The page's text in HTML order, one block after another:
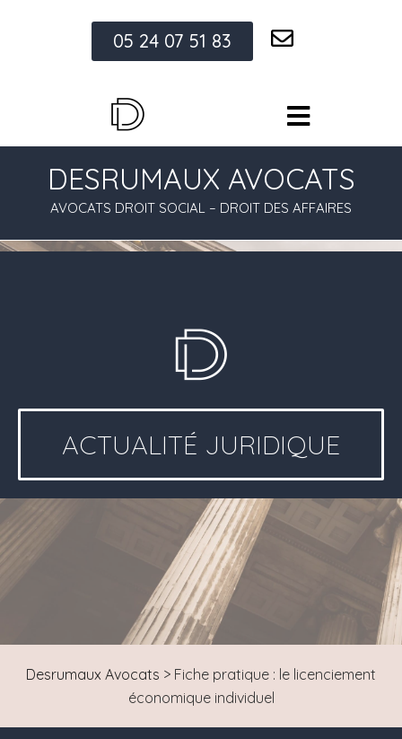
05 24 07 51 83
DESRUMAUX AVOCATS
AVOCATS DROIT SOCIAL – DROIT DES AFFAIRES
ACTUALITÉ JURIDIQUE
Desrumaux Avocats > Fiche pratique : le licenciement
économique individuel